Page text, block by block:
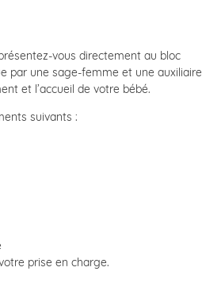
vous directement au bloc
par une sage-femme et une auxiliaire
et l’accueil de votre bébé.
suivants :
prise en charge.